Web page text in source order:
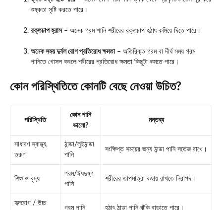
শুষ্কতা সৃষ্টি করতে পারে।
রক্তচাপ হ্রাস– অনেক গরম পানি শরীরের রক্তচাপ হঠাৎ কমিয়ে দিতে পারে।
অনেক সময় দুর্বল রোগ প্রতিরোধ ক্ষমতা– অতিরিক্ত গরম বা দীর্ঘ সময় গরম
পানিতে গোসল করলে শরীরের প্রতিরোধ ক্ষমতা কিছুটা কমতে পারে।
কোন পরিস্থিতিতে কোনটি বেছে নেওয়া উচিত?
পরিস্থিতি
কোন পানি
ভালো?
মন্তব্য
সাধারণ স্বাস্থ্য,
তরুণ
ঠান্ডা/লুইঠান্ডা
পানি
সংক্ষিপ্ত সময়ের জন্য ঠান্ডা পানি সতেজ রাখে।
শিশু ও বৃদ্ধ
গরম/ঈষদুষ্ণ
পানি
শরীরের তাপমাত্রা বজায় রাখতে নিরাপদ।
হৃদরোগ / উচ্চ
গরম পানি হঠাৎ ঠান্ডা পানি ঝুঁকি বাড়াতে পারে।